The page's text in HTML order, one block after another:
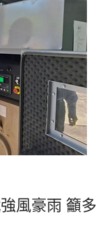
風豪雨 籲